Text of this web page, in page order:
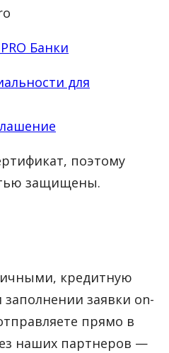
Банки
для
поэтому
защищены.
кредитную
заявки on-
прямо в
наших партнеров —